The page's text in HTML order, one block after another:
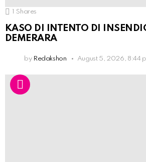
1 Shares
KASO DI INTENTO DI
DEMERARA
by Redakshon August 5, 2026, 8:44